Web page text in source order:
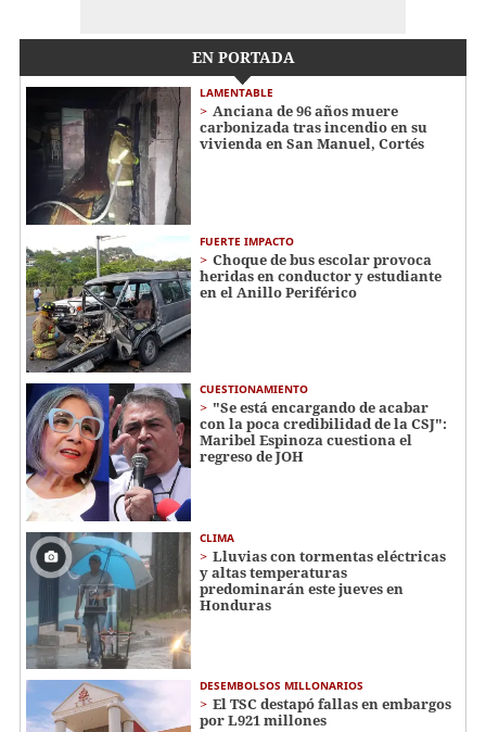
EN PORTADA
LAMENTABLE
Anciana de 96 años muere
carbonizada tras incendio en su
vivienda en San Manuel, Cortés
FUERTE IMPACTO
Choque de bus escolar provoca
heridas en conductor y estudiante
en el Anillo Periférico
CUESTIONAMIENTO
"Se está encargando de acabar
con la poca credibilidad de la CSJ":
Maribel Espinoza cuestiona el
regreso de JOH
CLIMA
Lluvias con tormentas eléctricas
y altas temperaturas
predominarán este jueves en
Honduras
DESEMBOLSOS MILLONARIOS
El TSC destapó fallas en embargos
por L921 millones